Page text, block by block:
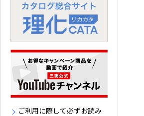
ご利用に際して必ずお読み